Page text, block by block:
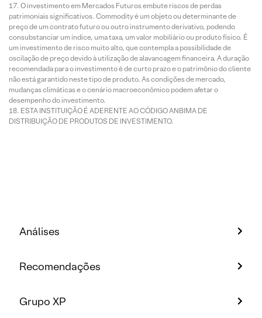
O investimento em Mercados Futuros embute riscos de perdas
patrimoniais significativos. Commodity é um objeto ou determinante de
preço de um contrato futuro ou outro instrumento derivativo, podendo
consubstanciar um índice, uma taxa, um valor mobiliário ou produto físico. É
um investimento de risco muito alto, que contempla a possibilidade de
oscilação de preço devido à utilização de alavancagem financeira. A duração
recomendada para o investimento é de curto prazo e o patrimônio do cliente
não está garantido neste tipo de produto. As condições de mercado,
mudanças climáticas e o cenário macroeconômico podem afetar o
desempenho do investimento.
ESTA INSTITUIÇÃO É ADERENTE AO CÓDIGO ANBIMA DE
DISTRIBUIÇÃO DE PRODUTOS DE INVESTIMENTO.
Análises
Recomendações
Grupo XP